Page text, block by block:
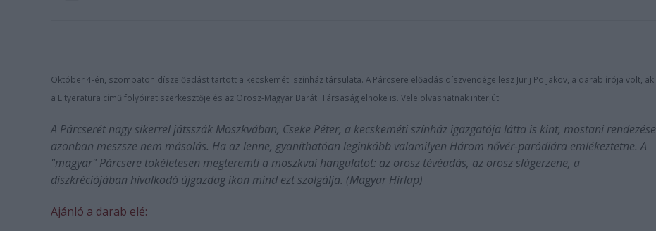
Október 4-én, szombaton díszelőadást tartott a kecskeméti színház társulata. A Párcsere előadás díszvendége lesz Jurij Poljakov, a darab írója volt, aki
a Lityeratura című folyóirat szerkesztője és az Orosz-Magyar Baráti Társaság elnöke is. Vele olvashatnak interjút.
A Párcserét nagy sikerrel játsszák Moszkvában, Cseke Péter, a kecskeméti színház igazgatója látta is kint, mostani rendezése
azonban meszsze nem másolás. Ha az lenne, gyaníthatóan leginkább valamilyen Három nővér-paródiára emlékeztetne. A
"magyar" Párcsere tökéletesen megteremti a moszkvai hangulatot: az orosz tévéadás, az orosz slágerzene, a
diszkréciójában hivalkodó újgazdag ikon mind ezt szolgálja. (Magyar Hírlap)
Ajánló a darab elé: